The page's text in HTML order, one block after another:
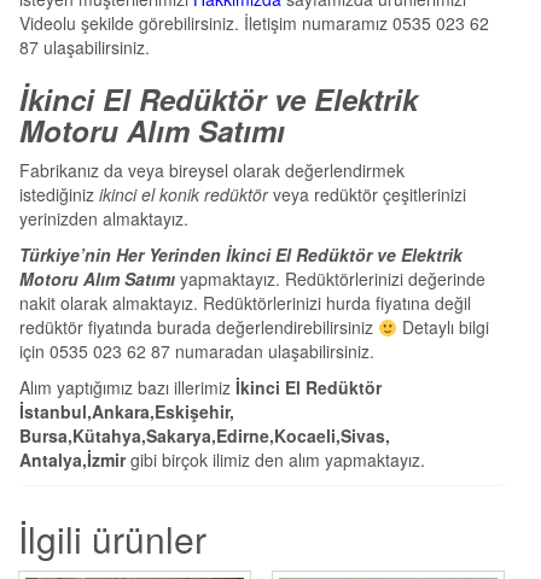
Videolu şekilde görebilirsiniz. İletişim numaramız 0535 023 62
87 ulaşabilirsiniz.
İkinci El Redüktör ve Elektrik
Motoru Alım Satımı
Fabrikanız da veya bireysel olarak değerlendirmek
istediğiniz ikinci el konik redüktörveya redüktör çeşitlerinizi
yerinizden almaktayız.
Türkiye’nin Her Yerinden İkinci El Redüktör ve Elektrik
Motoru Alım Satımı yapmaktayız. Redüktörlerinizi değerinde
nakit olarak almaktayız. Redüktörlerinizi hurda fiyatına değil
redüktör fiyatında burada değerlendirebilirsiniz
Detaylı bilgi
için 0535 023 62 87 numaradan ulaşabilirsiniz.
Alım yaptığımız bazı illerimiz İkinci El Redüktör
İstanbul,Ankara,Eskişehir,
Bursa,Kütahya,Sakarya,Edirne,Kocaeli,Sivas,
Antalya,İzmirgibi birçok ilimiz den alım yapmaktayız.
İlgili ürünler